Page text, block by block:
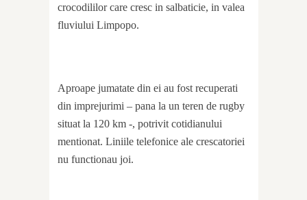
crocodililor care cresc in salbaticie, in valea
fluviului Limpopo.
Aproape jumatate din ei au fost recuperati
din imprejurimi – pana la un teren de rugby
situat la 120 km -, potrivit cotidianului
mentionat. Liniile telefonice ale crescatoriei
nu functionau joi.